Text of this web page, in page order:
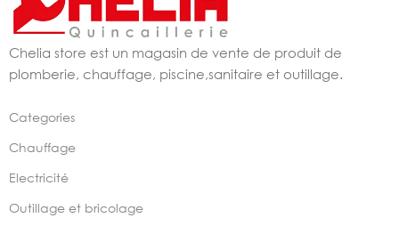
Chelia store est un magasin de vente de produit de
plomberie, chauffage, piscine,sanitaire et outillage.
Categories
Chauffage
Electricité
Outillage et bricolage